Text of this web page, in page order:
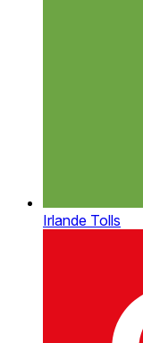
Irlande Tolls